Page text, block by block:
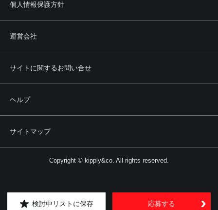
検討中リストに保存 応募する
個人情報保護方針
運営会社
サイトに関するお問い合せ
ヘルプ
サイトマップ
Copyright © kipply&co. All rights reserved.